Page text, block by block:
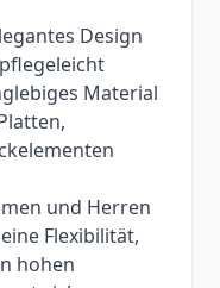
Design
Material
und Herren
Flexibilität,
hohen